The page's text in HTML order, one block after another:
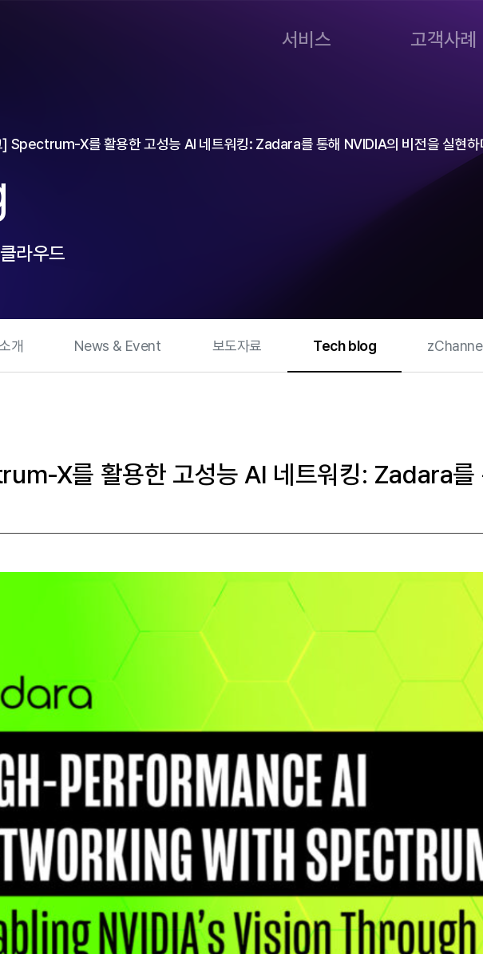
서비스 고객사례
] Spectrum-X를 활용한 고성능 AI 네트워킹: Zadara를 통해 NVIDIA의 비전을 실현하
라우드
개 News & Event 보도자료 Tech blog
X를 활용한 고성능 AI 네트워킹: Zadara를